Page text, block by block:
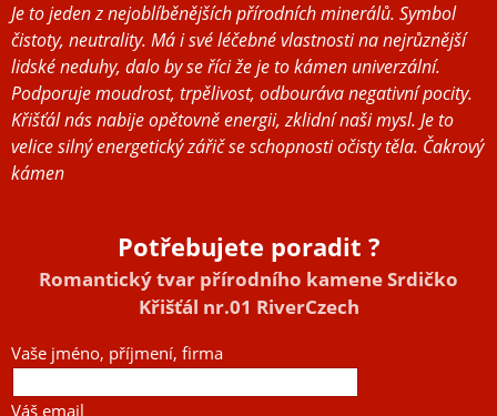
Je to jeden z nejoblíběnějších přírodních minerálů. Symbol
čistoty, neutrality. Má i své léčebné vlastnosti na nejrůznější
lidské neduhy, dalo by se říci že je to kámen univerzální.
Podporuje moudrost, trpělivost, odbouráva negativní pocity.
Křišťál nás nabije opětovně energii, zklidní naši mysl. Je to
velice silný energetický zářič se schopnosti očisty těla. Čakrový
kámen
Potřebujete poradit ?
Romantický tvar přírodního kamene Srdičko
Křišťál nr.01 RiverCzech
Vaše jméno, příjmení, firma
Váš email